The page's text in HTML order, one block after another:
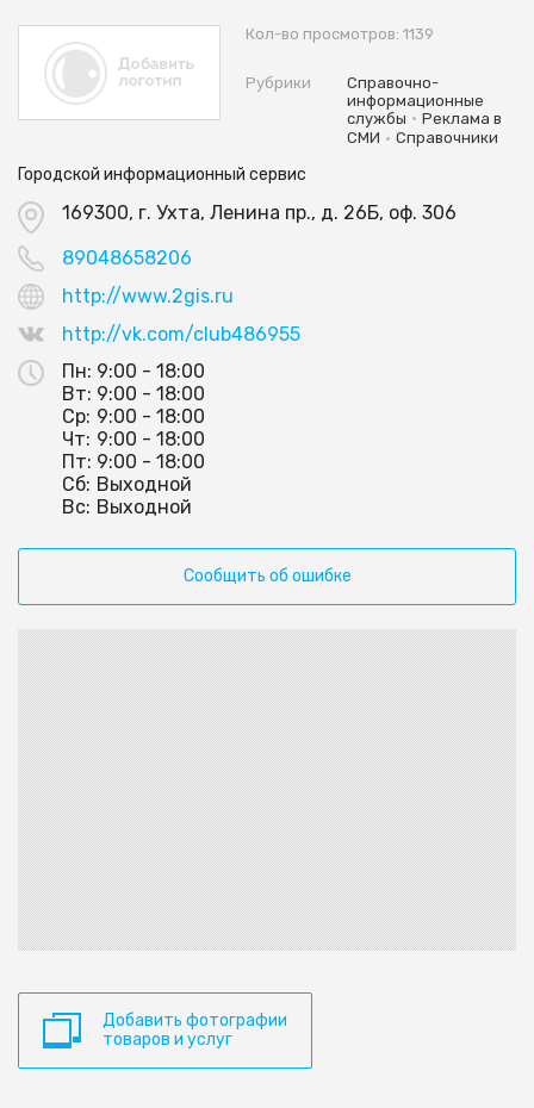
Кол-во просмотров: 1139
Рубрики
Справочно-
информационные
службы • Реклама в
СМИ • Справочники
Городской информационный сервис
169300, г. Ухта, Ленина пр., д. 26Б, оф. 306
89048658206
http://www.2gis.ru
http://vk.com/club486955
Пн: 9:00 - 18:00
Вт: 9:00 - 18:00
Ср: 9:00 - 18:00
Чт: 9:00 - 18:00
Пт: 9:00 - 18:00
Сб: Выходной
Вс: Выходной
Сообщить об ошибке
Добавить фотографии
товаров и услуг